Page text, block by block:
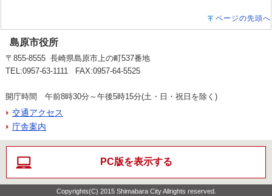
ページの先頭へ
島原市役所
〒855-8555 長崎県島原市上の町537番地
TEL:0957-63-1111 FAX:0957-64-5525
開庁時間 午前8時30分～午後5時15分(土・日・祝日を除く)
交通アクセス
庁舎案内
PC版を表示する
Copyrights(C) 2015 Shimabara City Allrights reserved.